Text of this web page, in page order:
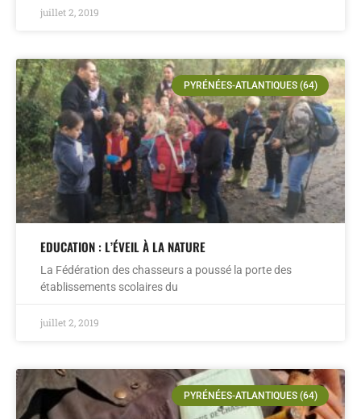
juillet 2, 2019
PYRÉNÉES-ATLANTIQUES (64)
EDUCATION : L’ÉVEIL À LA NATURE
La Fédération des chasseurs a poussé la porte des
établissements scolaires du
juillet 2, 2019
PYRÉNÉES-ATLANTIQUES (64)